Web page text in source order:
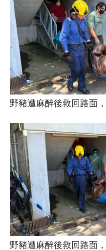
野豬遭麻醉後救回路面
野豬遭麻醉後救回路面